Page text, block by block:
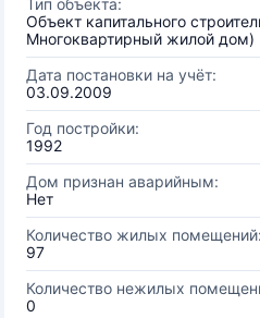
Тип объекта:
Объект капитального
Многоквартирный жилой дом)
Дата постановки на учёт:
03.09.2009
Год постройки:
1992
Дом признан аварийным:
Нет
Количество жилых помещений:
97
Количество нежилых
0